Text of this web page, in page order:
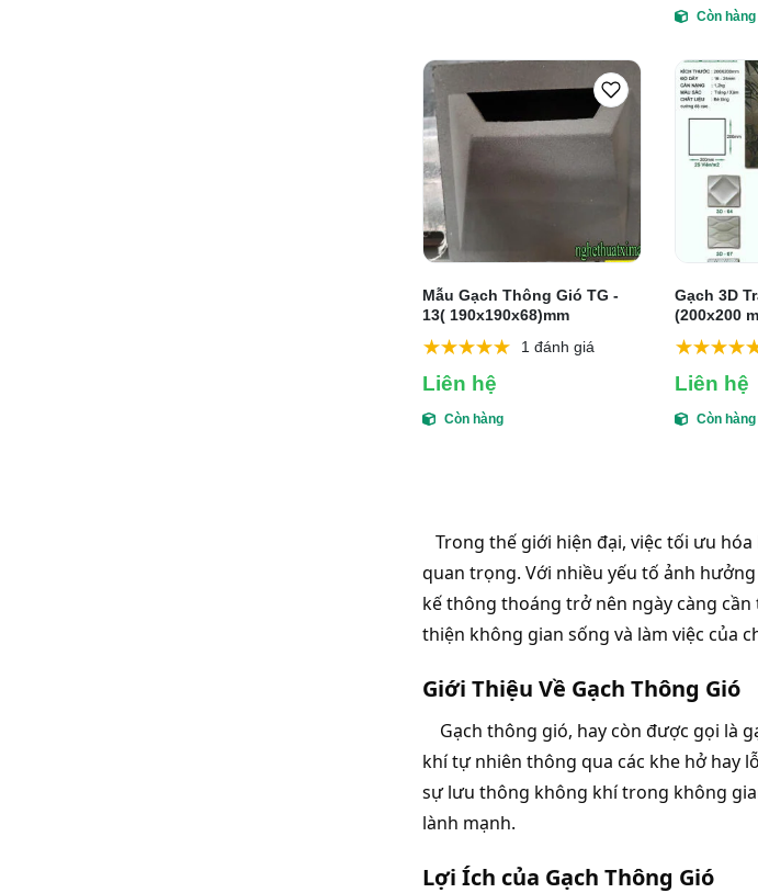
Còn hàng
Mẫu Gạch Thông Gió TG -
13( 190x190x68)mm
1 đánh giá
Liên hệ
Còn hàng
Gạch 3D
(200x200
Liên hệ
Còn hàng
Trong thế giới hiện đại, việc tối ưu
quan trọng. Với nhiều yếu tố ảnh
kế thông thoáng trở nên ngày càng
thiện không gian sống và làm việc của
Giới Thiệu Về Gạch Thông Gió
Gạch thông gió, hay còn được gọi là
khí tự nhiên thông qua các khe hở hay
sự lưu thông không khí trong không
lành mạnh.
Lợi Ích của Gạch Thông Gió